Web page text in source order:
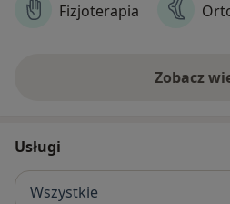
Fizjoterapia
Zobacz
Usługi
Wszystkie